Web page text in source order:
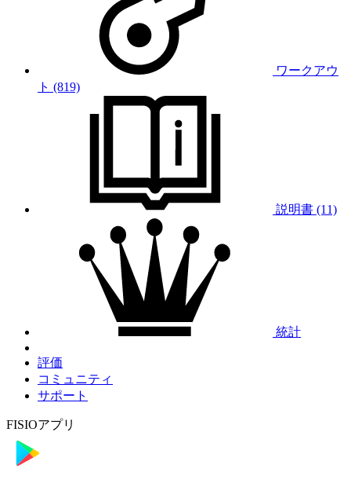
ワークアウ
ト (819)
説明書 (11)
統計
評価
コミュニティ
サポート
FISIOアプリ